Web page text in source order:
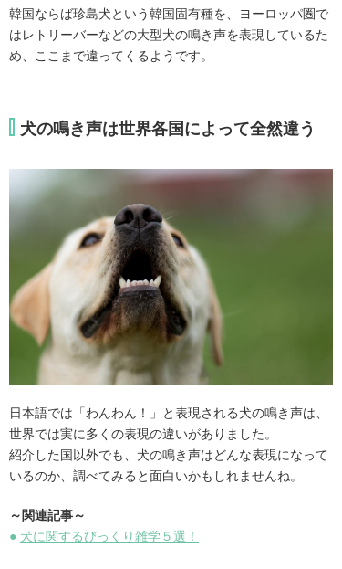
韓国ならば珍島犬という韓国固有種を、ヨーロッパ圏で
はレトリーバーなどの大型犬の鳴き声を表現しているた
め、ここまで違ってくるようです。
犬の鳴き声は世界各国によって全然違う
日本語では「わんわん！」と表現される犬の鳴き声は、
世界では実に多くの表現の違いがありました。
紹介した国以外でも、犬の鳴き声はどんな表現になって
いるのか、調べてみると面白いかもしれませんね。
～関連記事～
● 犬に関するびっくり雑学５選！